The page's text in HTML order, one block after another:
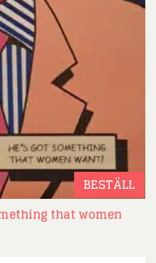
BESTÄLL
that women